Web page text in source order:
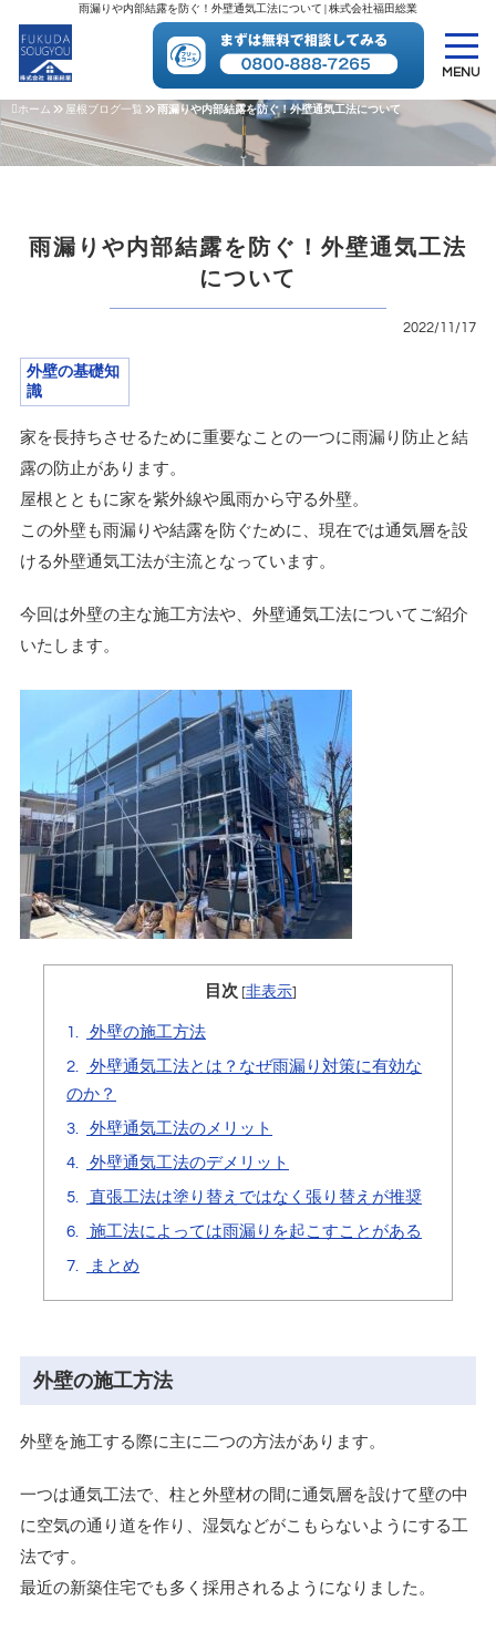
雨漏りや内部結露を防ぐ！外壁通気工法について | 株式会社福田総業
MENU
ホーム 屋根ブログ一覧 雨漏りや内部結露を防ぐ！外壁通気工法について
雨漏りや内部結露を防ぐ！外壁通気工法
について
2022/11/17
外壁の基礎知
識
家を長持ちさせるために重要なことの一つに雨漏り防止と結
露の防止があります。
屋根とともに家を紫外線や風雨から守る外壁。
この外壁も雨漏りや結露を防ぐために、現在では通気層を設
ける外壁通気工法が主流となっています。
今回は外壁の主な施工方法や、外壁通気工法についてご紹介
いたします。
目次 [非表示]
1. 外壁の施工方法
2.
外壁通気工法とは？なぜ雨漏り対策に有効な
のか？
3. 外壁通気工法のメリット
4. 外壁通気工法のデメリット
5. 直張工法は塗り替えではなく張り替えが推奨
6. 施工法によっては雨漏りを起こすことがある
7. まとめ
外壁の施工方法
外壁を施工する際に主に二つの方法があります。
一つは通気工法で、柱と外壁材の間に通気層を設けて壁の中
に空気の通り道を作り、湿気などがこもらないようにする工
法です。
最近の新築住宅でも多く採用されるようになりました。